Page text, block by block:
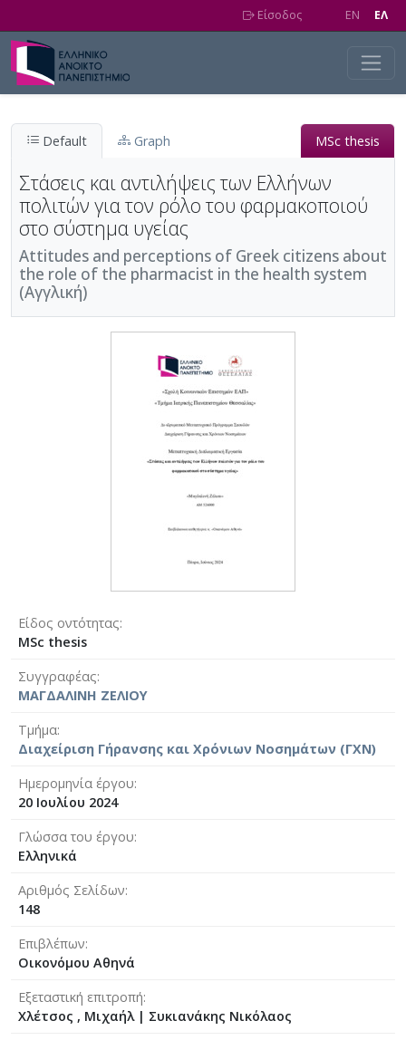
Είσοδος EN EΛ
Default Graph MSc thesis
Στάσεις και αντιλήψεις των Ελλήνων
πολιτών για τον ρόλο του φαρμακοποιού
στο σύστημα υγείας
Attitudes and perceptions of Greek citizens about
the role of the pharmacist in the health system
(Αγγλική)
Είδος οντότητας
MSc thesis
Συγγραφέας
ΜΑΓΔΑΛΙΝΗ ΖΕΛΙΟΥ
Τμήμα
Διαχείριση Γήρανσης και Χρόνιων Νοσημάτων (ΓΧΝ)
Ημερομηνία έργου
20 Ιουλίου 2024
Γλώσσα του έργου
Ελληνικά
Αριθμός Σελίδων
148
Επιβλέπων
Οικονόμου Αθηνά
Εξεταστική επιτροπή
Χλέτσος , Μιχαήλ | Συκιανάκης Νικόλαος